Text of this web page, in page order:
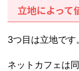
立地によって
3つ目は立地です
ネットカフェは